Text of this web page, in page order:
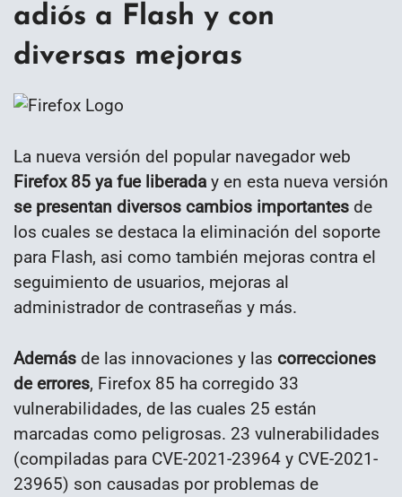
adiós a Flash y con
diversas mejoras
La nueva versión del popular navegador web
Firefox 85 ya fue liberada y en esta nueva versión
se presentan diversos cambios importantes de
los cuales se destaca la eliminación del soporte
para Flash, asi como también mejoras contra el
seguimiento de usuarios, mejoras al
administrador de contraseñas y más.
Además de las innovaciones y las correcciones
de errores, Firefox 85 ha corregido 33
vulnerabilidades, de las cuales 25 están
marcadas como peligrosas. 23 vulnerabilidades
(compiladas para CVE-2021-23964 y CVE-2021-
23965) son causadas por problemas de